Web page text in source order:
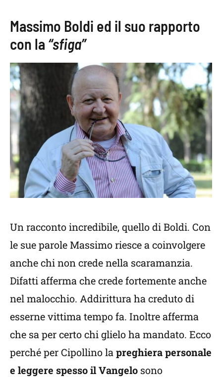
Massimo Boldi ed il suo rapporto
con la “sfiga”
Un racconto incredibile, quello di Boldi. Con
le sue parole Massimo riesce a coinvolgere
anche chi non crede nella scaramanzia.
Difatti afferma che crede fortemente anche
nel malocchio. Addirittura ha creduto di
esserne vittima tempo fa. Inoltre afferma
che sa per certo chi glielo ha mandato. Ecco
perché per Cipollino la preghiera personale
e leggere spesso il Vangelo sono